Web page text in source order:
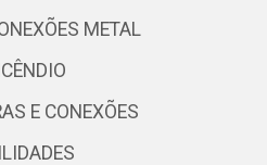
METAL
E CONEXÕES